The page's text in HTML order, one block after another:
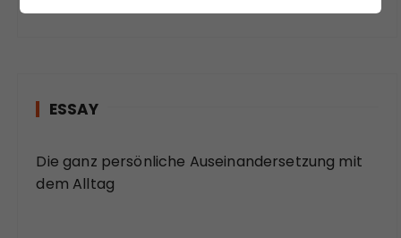
ESSAY
Die ganz persönliche Auseinandersetzung mit
dem Alltag